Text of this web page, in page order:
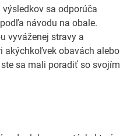
sa odporúča
návodu na obale.
vyváženej stravy a
akýchkoľvek obavách alebo
sa mali poradiť so svojím